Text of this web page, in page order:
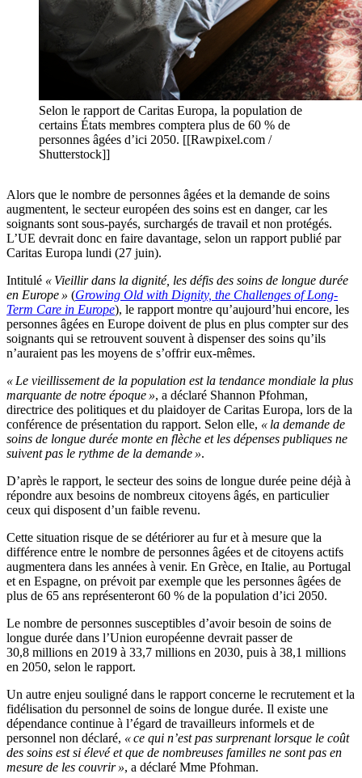
Selon le rapport de Caritas Europa, la population de
certains États membres comptera plus de 60 % de
personnes âgées d’ici 2050. [[Rawpixel.com /
Shutterstock]]
Alors que le nombre de personnes âgées et la demande de soins
augmentent, le secteur européen des soins est en danger, car les
soignants sont sous-payés, surchargés de travail et non protégés.
L’UE devrait donc en faire davantage, selon un rapport publié par
Caritas Europa lundi (27 juin).
Intitulé « Vieillir dans la dignité, les défis des soins de longue durée
en Europe » (Growing Old with Dignity, the Challenges of Long-
Term Care in Europe), le rapport montre qu’aujourd’hui encore, les
personnes âgées en Europe doivent de plus en plus compter sur des
soignants qui se retrouvent souvent à dispenser des soins qu’ils
n’auraient pas les moyens de s’offrir eux-mêmes.
« Le vieillissement de la population est la tendance mondiale la plus
marquante de notre époque », a déclaré Shannon Pfohman,
directrice des politiques et du plaidoyer de Caritas Europa, lors de la
conférence de présentation du rapport. Selon elle, « la demande de
soins de longue durée monte en flèche et les dépenses publiques ne
suivent pas le rythme de la demande ».
D’après le rapport, le secteur des soins de longue durée peine déjà à
répondre aux besoins de nombreux citoyens âgés, en particulier
ceux qui disposent d’un faible revenu.
Cette situation risque de se détériorer au fur et à mesure que la
différence entre le nombre de personnes âgées et de citoyens actifs
augmentera dans les années à venir. En Grèce, en Italie, au Portugal
et en Espagne, on prévoit par exemple que les personnes âgées de
plus de 65 ans représenteront 60 % de la population d’ici 2050.
Le nombre de personnes susceptibles d’avoir besoin de soins de
longue durée dans l’Union européenne devrait passer de
30,8 millions en 2019 à 33,7 millions en 2030, puis à 38,1 millions
en 2050, selon le rapport.
Un autre enjeu souligné dans le rapport concerne le recrutement et la
fidélisation du personnel de soins de longue durée. Il existe une
dépendance continue à l’égard de travailleurs informels et de
personnel non déclaré, « ce qui n’est pas surprenant lorsque le coût
des soins est si élevé et que de nombreuses familles ne sont pas en
mesure de les couvrir », a déclaré Mme Pfohman.